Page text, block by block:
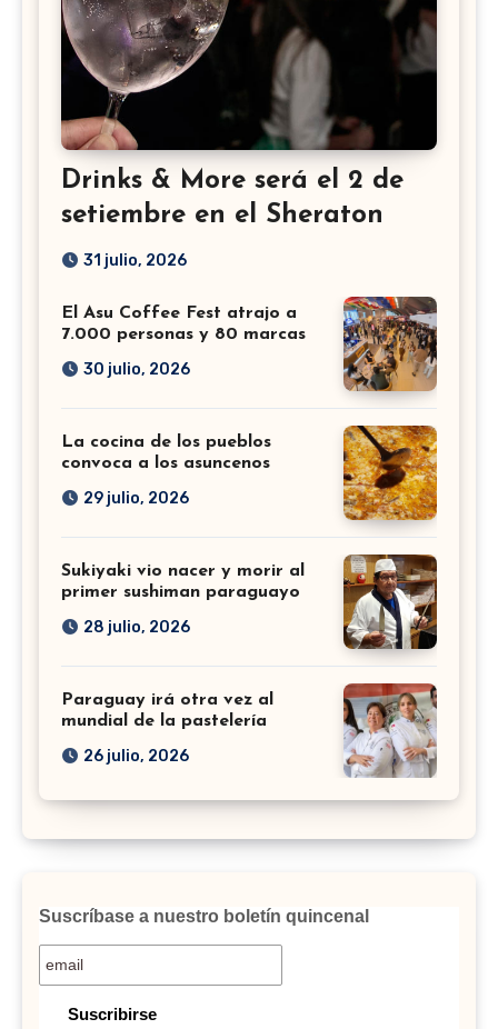
Drinks & More será el 2 de
setiembre en el Sheraton
31 julio, 2026
El Asu Coffee Fest atrajo a
7.000 personas y 80 marcas
30 julio, 2026
La cocina de los pueblos
convoca a los asuncenos
29 julio, 2026
Sukiyaki vio nacer y morir al
primer sushiman paraguayo
28 julio, 2026
Paraguay irá otra vez al
mundial de la pastelería
26 julio, 2026
Suscríbase a nuestro boletín quincenal